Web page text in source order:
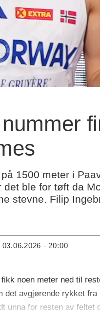
1500 meter i
ble for tøft da
stevne. Filip
03.06.2026 - 20:00
noen meter ned til
avgjørende rykket
unna for resten av feltet